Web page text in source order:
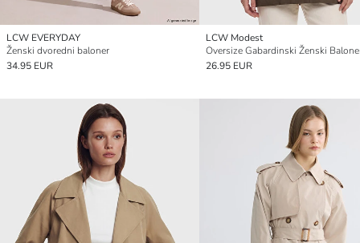
LCW EVERYDAY
Ženski dvoredni baloner
34.95 EUR
LCW Modest
Oversize Gabardinski Ženski
26.95 EUR